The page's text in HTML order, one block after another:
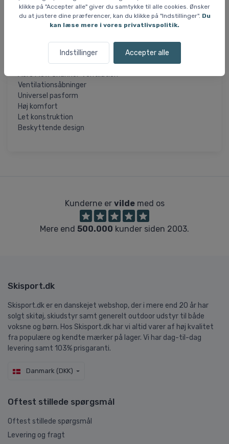
klikke på "Accepter alle" giver du samtykke til alle cookies. Ønsker
du at justere dine præferencer, kan du klikke på "Indstillinger". Du
kan læse mere i vores privatlivspolitik.
Indstillinger Accepter alle
i hånd med et let og stilrent design. Cairn Atom er derfor
en god hjelm til dig, der ønsker en pålidelig og ventilerende
Specifikationer:
Vægt: 265 g
Aero Flow Channel-ventilation
Ventilationsåbninger
Universel pasform
Høj komfort
Let konstruktion
Beskyttende design
Kunderne er vildemed os
Mere end 500.000 kunder siden 2003.
Skisport.dk
Skisport.dk er en danskejet webshop, der i mere end 20 år har
solgt skitøj, skiudstyr samt generelt outdoor udstyr til både
voksne og børn. Hos Skisport.dk har vi altid varer af høj kvalitet
fra populære og kendte mærker på lager. Vi har dag-til-dag
levering samt 103% prisgaranti.
Danmark (DKK)
Oftest stillede spørgsmål
Oftest stillede spørgsmål
Levering og fragt